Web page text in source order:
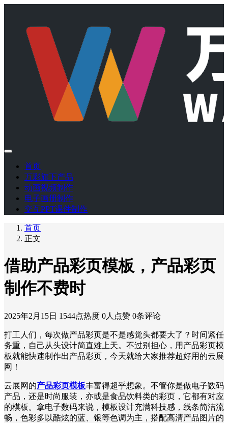
首页
万彩旗下产品
动画视频制作
电子画册制作
交互PPT课件制作
首页
正文
借助产品彩页模板，产品彩页
制作不费时
2025年2月15日 1544点热度 0人点赞 0条评论
打工人们，每次做产品彩页是不是感觉头都要大了？时间紧任
务重，自己从头设计简直难上天。不过别担心，用产品彩页模
板就能快速制作出产品彩页，今天就给大家推荐超好用的云展
网！
云展网的产品彩页模板丰富得超乎想象。不管你是做电子数码
产品，还是时尚服装，亦或是食品饮料类的彩页，它都有对应
的模板。拿电子数码来说，模板设计充满科技感，线条简洁流
畅，色彩多以酷炫的蓝、银等色调为主，搭配高清产品图片的